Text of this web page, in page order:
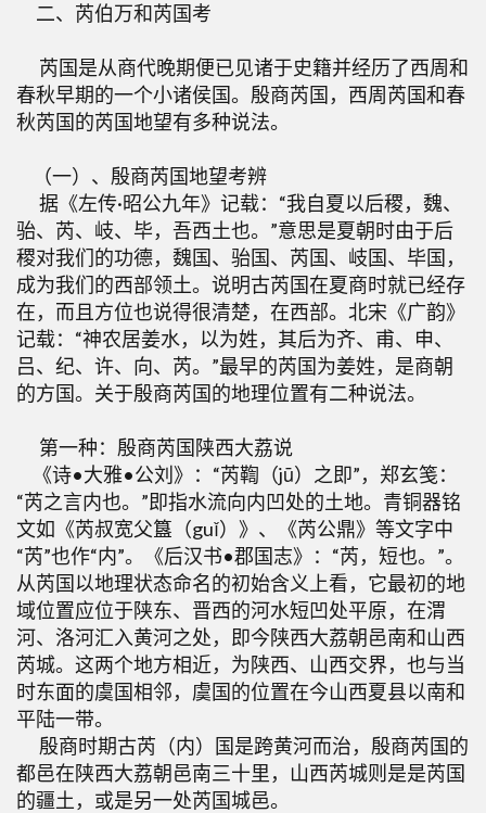
二、芮伯万和芮国考
芮国是从商代晚期便已见诸于史籍并经历了西周和
春秋早期的一个小诸侯国。殷商芮国，西周芮国和春
秋芮国的芮国地望有多种说法。
（一）、殷商芮国地望考辨
据《左传·昭公九年》记载：“我自夏以后稷，魏、
骀、芮、岐、毕，吾西土也。”意思是夏朝时由于后
稷对我们的功德，魏国、骀国、芮国、岐国、毕国，
成为我们的西部领土。说明古芮国在夏商时就已经存
在，而且方位也说得很清楚，在西部。北宋《广韵》
记载：“神农居姜水，以为姓，其后为齐、甫、申、
吕、纪、许、向、芮。”最早的芮国为姜姓，是商朝
的方国。关于殷商芮国的地理位置有二种说法。
第一种：殷商芮国陕西大荔说
《诗•大雅•公刘》：“芮鞫（jū）之即”，郑玄笺：
“芮之言内也。”即指水流向内凹处的土地。青铜器铭
文如《芮叔宽父簋（guǐ）》、《芮公鼎》等文字中
“芮”也作“内”。《后汉书•郡国志》：“芮，短也。”。
从芮国以地理状态命名的初始含义上看，它最初的地
域位置应位于陕东、晋西的河水短凹处平原，在渭
河、洛河汇入黄河之处，即今陕西大荔朝邑南和山西
芮城。这两个地方相近，为陕西、山西交界，也与当
时东面的虞国相邻，虞国的位置在今山西夏县以南和
平陆一带。
殷商时期古芮（内）国是跨黄河而治，殷商芮国的
都邑在陕西大荔朝邑南三十里，山西芮城则是是芮国
的疆土，或是另一处芮国城邑。